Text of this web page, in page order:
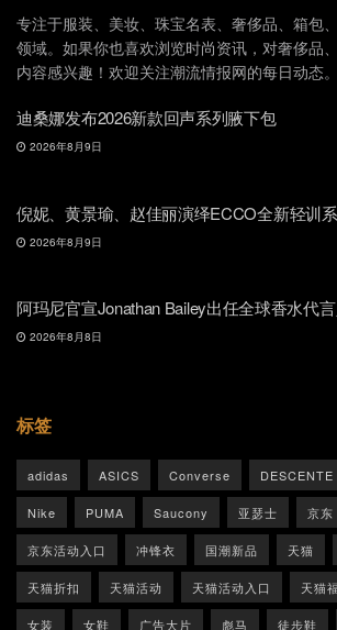
专注于服装、美妆、珠宝名表、奢侈品、箱包
领域。如果你也喜欢浏览时尚资讯，对奢侈品
内容感兴趣！欢迎关注潮流情报网的每日动态。
迪桑娜发布2026新款回声系列腋下包
2026年8月9日
倪妮、黄景瑜、赵佳丽演绎ECCO全新轻训
2026年8月9日
阿玛尼官宣Jonathan Bailey出任全球香水代
2026年8月8日
标签
adidas ASICS Converse DESCENTE
Nike PUMA Saucony 亚瑟士 京东
京东活动入口 冲锋衣 国潮新品 天猫
天猫折扣 天猫活动 天猫活动入口 天猫
女装 女鞋 广告大片 彪马 徒步鞋